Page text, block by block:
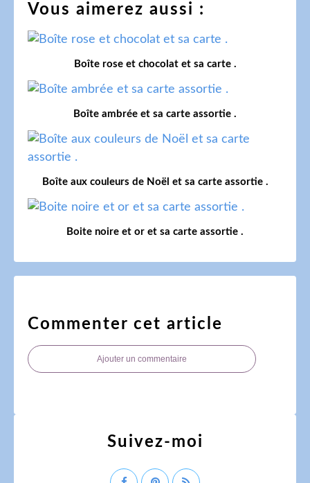
Vous aimerez aussi :
Boîte rose et chocolat et sa carte .
Boîte ambrée et sa carte assortie .
Boîte aux couleurs de Noël et sa carte assortie .
Boite noire et or et sa carte assortie .
Commenter cet article
Ajouter un commentaire
Suivez-moi